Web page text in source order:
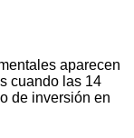
aparecen
cuando las 14
de inversión en